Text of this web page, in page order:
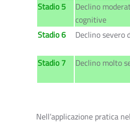
Stadio 5
Declino
cognitive
Stadio 6 Declino severo
Stadio 7 Declino molto
Nell’applicazione pratica